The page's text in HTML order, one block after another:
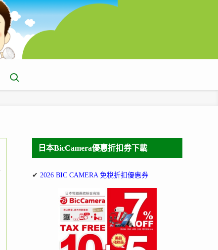
日本BicCamera優惠折扣券下載
✔ 2026 BIC CAMERA 免稅折扣優惠券